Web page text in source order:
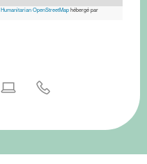
Humanitarian OpenStreetMaphébergé par